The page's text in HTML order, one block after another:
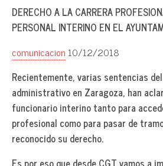
DERECHO A LA CARRERA
PERSONAL INTERINO EN EL
comunicacion 10/12/2018
Recientemente, varias sentencias
administrativo en Zaragoza, han
funcionario interino tanto para
profesional como para pasar de
reconocido su derecho.